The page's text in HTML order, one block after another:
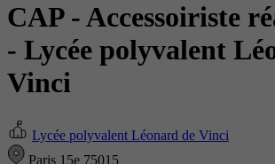
CAP - Accessoiriste
- Lycée polyvalent
Vinci
Lycée polyvalent Léonard de Vinci
Paris 15e 75015